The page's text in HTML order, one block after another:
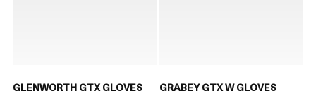
GLENWORTH GTX GLOVES GRABEY GTX W GLOVES